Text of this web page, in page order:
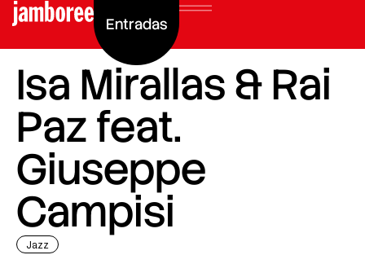
Entradas
Isa Mirallas & Rai
Paz feat.
Giuseppe
Campisi
Jazz